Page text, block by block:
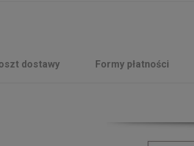
dostawy Formy płatności